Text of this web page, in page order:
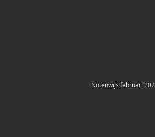
Notenwijs februari